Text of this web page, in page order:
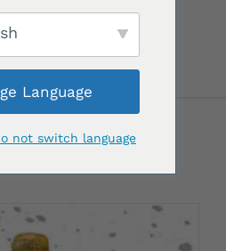
Shop
Nieuws
Language
not switch language